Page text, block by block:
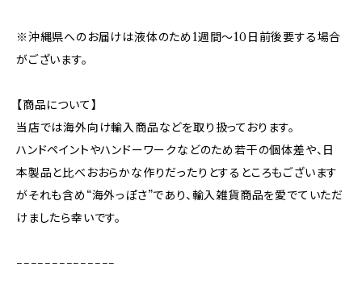
※沖縄県へのお届けは液体のため1週間〜10日前後要する場合
がございます。
【商品について】
当店では海外向け輸入商品などを取り扱っております。
ハンドペイントやハンドーワークなどのため若干の個体差や、日
本製品と比べおおらかな作りだったりとするところもございます
がそれも含め“海外っぽさ”であり、輸入雑貨商品を愛でていただ
けましたら幸いです。
−−−−−−−−−−−−−−